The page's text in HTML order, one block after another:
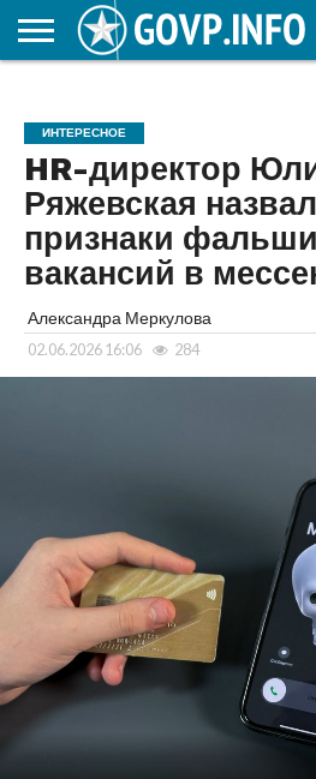
ОБРАЗОВАНИЕ
ИНТЕРЕСНОЕ
HR-директор
Ряжевская
признаки
вакансий в
Александра Меркулова
02.06.2026 16:06 284